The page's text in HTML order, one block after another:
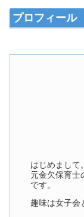
プロフィール
はじめまして。
元金欠保育士
です。
趣味は女子会